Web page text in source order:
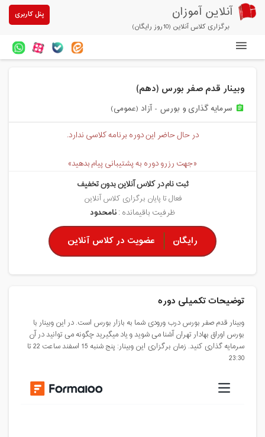
آنلاین آموزان
برگزاری کلاس آنلاین (10روز رایگان)
پنل کاربری
آزمون های آنلاین
مقالات آنلاین آموزان
خرید سرویس کلاس آنلاین
پیشنهادهای ویژه
تخفیفهای مشارکتی
درباره ما
وبینار قدم صفر بورس (دهم)
assignment سرمایه گذاری و بورس - آزاد (عمومی)
در حال حاضر این دوره برنامه کلاسی ندارد.
«جهت رزرو دوره به پشتیبانی پیام بدهید»
ثبت نام در کلاس آنلاین بدون تخفیف
فعال تا پایان برگزاری کلاس آنلاین
ظرفیت باقیمانده :نامحدود
رایگان عضویت در کلاس آنلاین
توضیحات تکمیلی دوره
وبینار قدم صفر بورس درب ورودی شما به بازار بورس است. در این وبینار با
بورس اوراق بهادار تهران آشنا می شوید و یاد میگیرید چگونه می توانید در آن
سرمایه گذاری کنید. زمان برگزاری این وبینار: پنج شنبه 15 اسفند ساعت 22 تا
23:30